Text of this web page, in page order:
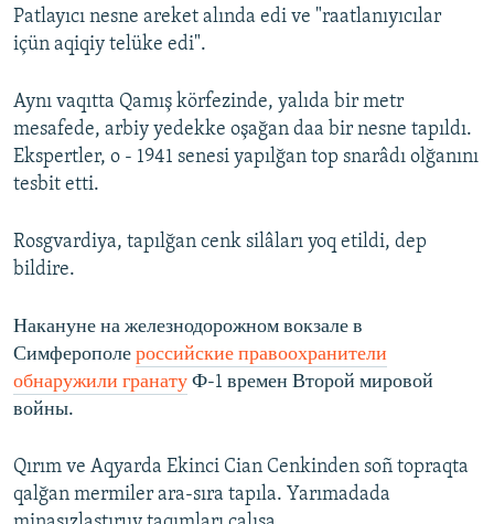
Patlayıcı nesne areket alında edi ve "raatlanıyıcılar
içün aqiqiy telüke edi".
Aynı vaqıtta Qamış körfezinde, yalıda bir metr
mesafede, arbiy yedekke oşağan daa bir nesne tapıldı.
Ekspertler, o - 1941 senesi yapılğan top snarâdı olğanını
tesbit etti.
Rosgvardiya, tapılğan cenk silâları yoq etildi, dep
bildire.
Накануне на железнодорожном вокзале в
Симферополе российские правоохранители
обнаружили гранату Ф-1 времен Второй мировой
войны.
Qırım ve Aqyarda Ekinci Cian Cenkinden soñ topraqta
qalğan mermiler ara-sıra tapıla. Yarımadada